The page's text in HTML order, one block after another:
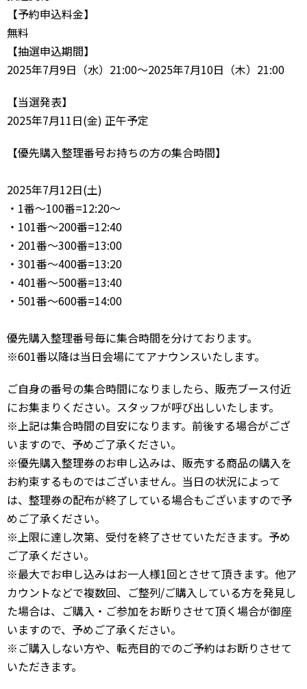
【予約申込料金】
無料
【抽選申込期間】
2025年7月9日（水）21:00～2025年7月10日（木）21:00
【当選発表】
2025年7月11日(金) 正午予定
【優先購入整理番号お持ちの方の集合時間】
2025年7月12日(土)
・1番～100番=12:20～
・101番～200番=12:40
・201番～300番=13:00
・301番～400番=13:20
・401番～500番=13:40
・501番～600番=14:00
優先購入整理番号毎に集合時間を分けております。
※601番以降は当日会場にてアナウンスいたします。
ご自身の番号の集合時間になりましたら、販売ブース付近
にお集まりください。スタッフが呼び出しいたします。
※上記は集合時間の目安になります。前後する場合がござ
いますので、予めご了承ください。
※優先購入整理券のお申し込みは、販売する商品の購入を
お約束するものではございません。当日の状況によって
は、整理券の配布が終了している場合もございますので予
めご了承ください。
※上限に達し次第、受付を終了させていただきます。予め
ご了承ください。
※最大でお申し込みはお一人様1回とさせて頂きます。他ア
カウントなどで複数回、ご整列/ご購入している方を発見し
た場合は、ご購入・ご参加をお断りさせて頂く場合が御座
いますので、予めご了承ください。
※ご購入しない方や、転売目的でのご予約はお断りさせて
いただきます。